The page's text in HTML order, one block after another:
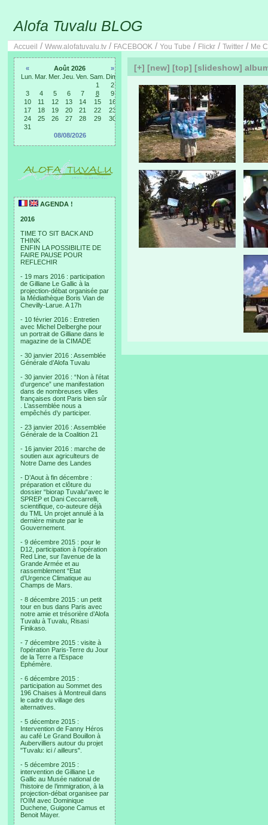
Alofa Tuvalu BLOG
Accueil / Www.alofatuvalu.tv / FACEBOOK / You Tube / Flickr / Twitter / Me
« Août 2026
»
Lun. Mar. Mer. Jeu. Ven. Sam. Dim.
1
2
3
4 5 6 7 8
9
10
11 12 13 14 15
16
17
18 19 20 21 22
23
24
25 26 27 28 29
30
31
08/08/2026
AGENDA !
2016
TIME TO SIT BACK AND
THINK
ENFIN LA POSSIBILITE DE
FAIRE PAUSE POUR
REFLECHIR
- 19 mars 2016 : participation
de Gilliane Le Gallic à la
projection-débat organisée par
la Médiathèque Boris Vian de
Chevilly-Larue. A 17h
- 10 février 2016 : Entretien
avec Michel Delberghe pour
un portrait de Gilliane dans le
magazine de la CIMADE
- 30 janvier 2016 : Assemblée
Générale d’Alofa Tuvalu
- 30 janvier 2016 : “Non à l’état
d’urgence” une manifestation
dans de nombreuses villes
françaises dont Paris bien sûr
. L’assemblée nous a
empêchés d’y participer.
- 23 janvier 2016 : Assemblée
Générale de la Coalition 21
- 16 janvier 2016 : marche de
soutien aux agriculteurs de
Notre Dame des Landes
- D’Aout à fin décembre :
préparation et clôture du
dossier “biorap Tuvalu“avec le
SPREP et Dani Ceccarrelli,
scientifique, co-auteure déjà
du TML Un projet annulé à la
dernière minute par le
Gouvernement.
- 9 décembre 2015 : pour le
D12, participation à l’opération
Red Line, sur l’avenue de la
Grande Armée et au
rassemblement “Etat
d’Urgence Climatique au
Champs de Mars.
- 8 décembre 2015 : un petit
tour en bus dans Paris avec
notre amie et trésorière d’Alofa
Tuvalu à Tuvalu, Risasi
Finikaso.
- 7 décembre 2015 : visite à
l’opération Paris-Terre du Jour
de la Terre a l’Espace
Ephémère.
- 6 décembre 2015 :
participation au Sommet des
196 Chaises à Montreuil dans
le cadre du village des
alternatives.
- 5 décembre 2015 :
Intervention de Fanny Héros
au café Le Grand Bouillon à
Aubervilliers autour du projet
"Tuvalu: ici / ailleurs".
- 5 décembre 2015 :
intervention de Gilliane Le
Gallic au Musée national de
l’histoire de l’immigration, à la
projection-débat organisee par
l’OIM avec Dominique
Duchene, Guigone Camus et
Benoit Mayer.
[+] [new] [top] [slideshow]